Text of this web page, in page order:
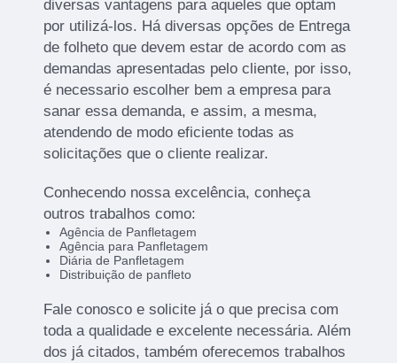
diversas vantagens para aqueles que optam
por utilizá-los. Há diversas opções de Entrega
de folheto que devem estar de acordo com as
demandas apresentadas pelo cliente, por isso,
é necessario escolher bem a empresa para
sanar essa demanda, e assim, a mesma,
atendendo de modo eficiente todas as
solicitações que o cliente realizar.
Conhecendo nossa excelência, conheça
outros trabalhos como:
Agência de Panfletagem
Agência para Panfletagem
Diária de Panfletagem
Distribuição de panfleto
Fale conosco e solicite já o que precisa com
toda a qualidade e excelente necessária. Além
dos já citados, também oferecemos trabalhos